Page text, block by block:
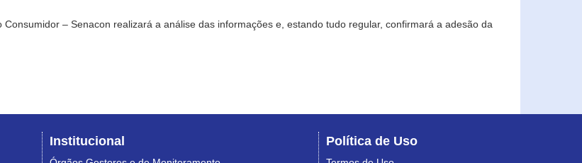
– Senacon realizará a análise das informações e, estando tudo regular, confirmará a adesão da
Institucional Política de Uso